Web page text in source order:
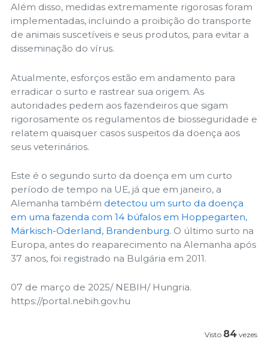
Além disso, medidas extremamente rigorosas foram
implementadas, incluindo a proibição do transporte
de animais suscetíveis e seus produtos, para evitar a
disseminação do vírus.
Atualmente, esforços estão em andamento para
erradicar o surto e rastrear sua origem. As
autoridades pedem aos fazendeiros que sigam
rigorosamente os regulamentos de biosseguridade e
relatem quaisquer casos suspeitos da doença aos
seus veterinários.
Este é o segundo surto da doença em um curto
período de tempo na UE, já que em janeiro, a
Alemanha também detectou um surto da doença
em uma fazenda com 14 búfalos em Hoppegarten,
Märkisch-Oderland, Brandenburg. O último surto na
Europa, antes do reaparecimento na Alemanha após
37 anos, foi registrado na Bulgária em 2011.
07 de março de 2025/ NEBIH/ Hungria.
https://portal.nebih.gov.hu
Visto 84 vezes